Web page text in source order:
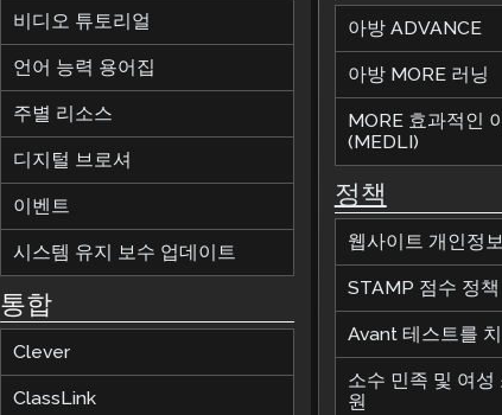
비디오 튜토리얼
언어 능력 용어집
주별 리소스
디지털 브로셔
이벤트
시스템 유지 보수 업데이트
통합
Clever
ClassLink
아방 ADVANCE
아방 MORE 러닝
MORE 효과적인
(MEDLI)
정책
웹사이트 개인정
STAMP 점수 정책
Avant 테스트를
소수 민족 및 여성
원